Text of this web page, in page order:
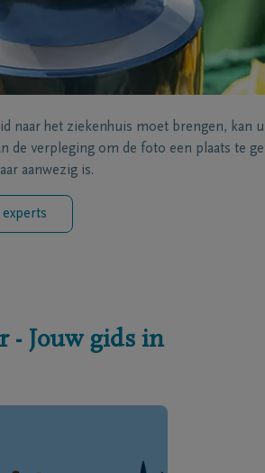
naar het ziekenhuis moet brengen, kan
de verpleging om de foto een plaats te
aanwezig is.
- Jouw gids in